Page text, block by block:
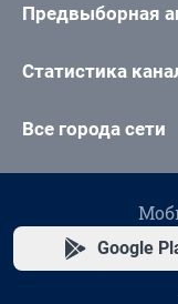
Предвыборная
Статистика
Все города сети
Google